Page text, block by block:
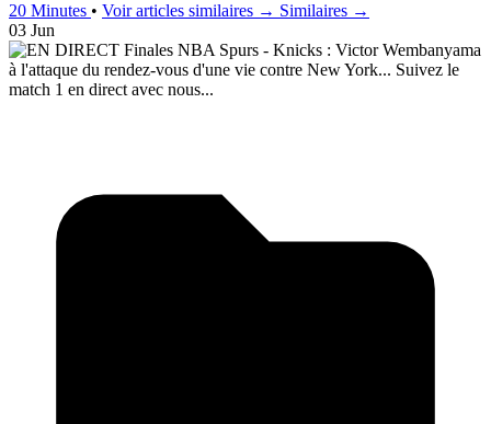
20 Minutes • Voir articles similaires → Similaires →
03 Jun